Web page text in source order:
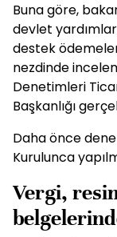
Buna göre,
devlet
destek
nezdinde
Denetimleri
Başkanlığı
Daha önce
Kurulunca
Vergi,